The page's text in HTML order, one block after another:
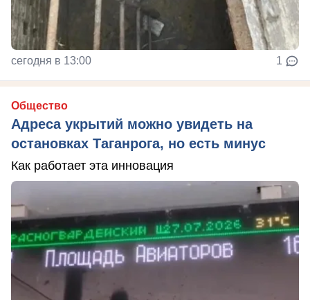
сегодня в 13:00 1
Общество
Адреса укрытий можно увидеть на
остановках Таганрога, но есть минус
Как работает эта инновация